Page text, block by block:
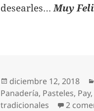
desearles…Muy
Publicado
el
diciembre 12, 2018
Panadería, Pasteles, Pay,
tradicionales
2